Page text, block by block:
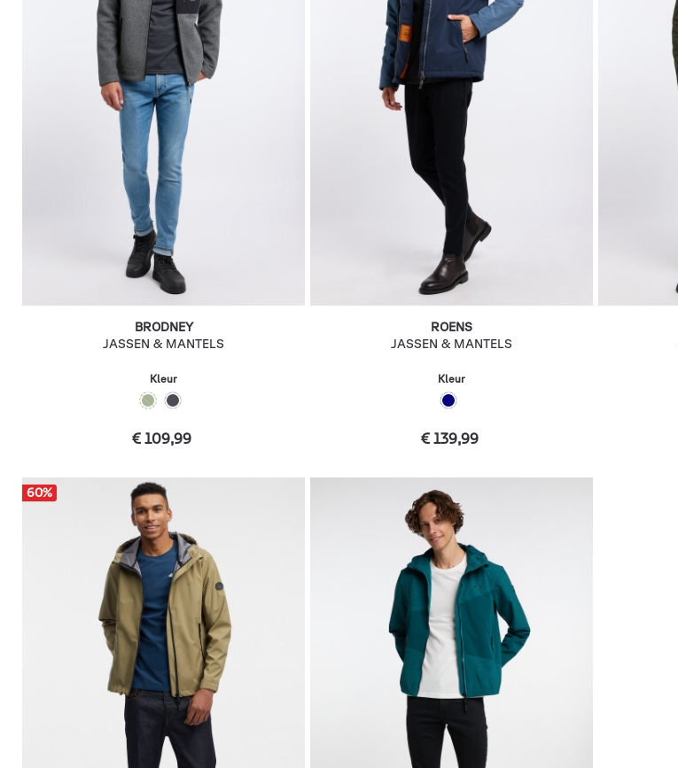
BRODNEY
JASSEN & MANTELS
Kleur
€ 109,99
ROENS
JASSEN & MANTELS
Kleur
€ 139,99
60%